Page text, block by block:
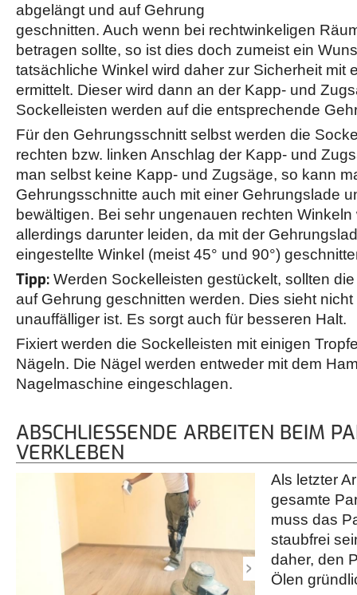
abgelängt und auf Gehrung
geschnitten. Auch wenn bei rechtwinkeligen
betragen sollte, so ist dies doch zumeist ein
tatsächliche Winkel wird daher zur Sicherheit mit
ermittelt. Dieser wird dann an der Kapp- und
Sockelleisten werden auf die entsprechende
Für den Gehrungsschnitt selbst werden die
rechten bzw. linken Anschlag der Kapp- und
man selbst keine Kapp- und Zugsäge, so kann
Gehrungsschnitte auch mit einer Gehrungslade
bewältigen. Bei sehr ungenauen rechten
allerdings darunter leiden, da mit der
eingestellte Winkel (meist 45° und 90°)
Tipp: Werden Sockelleisten gestückelt, sollten
auf Gehrung geschnitten werden. Dies sieht
unauffälliger ist. Es sorgt auch für besseren Halt.
Fixiert werden die Sockelleisten mit einigen
Nägeln. Die Nägel werden entweder mit dem
Nagelmaschine eingeschlagen.
ABSCHLIESSENDE ARBEITEN BEIM
ERKLEBEN
Als letzter
gesamte
muss das
staubfrei
daher, den
Ölen